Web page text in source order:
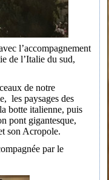
l’accompagnement
de l’Italie du sud,
de notre
les paysages des
botte italienne, puis
pont gigantesque,
son Acropole.
par le